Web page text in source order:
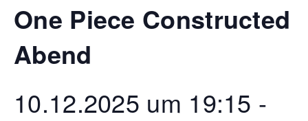
One Piece Constructed
Abend
10.12.2025 um 19:15 -